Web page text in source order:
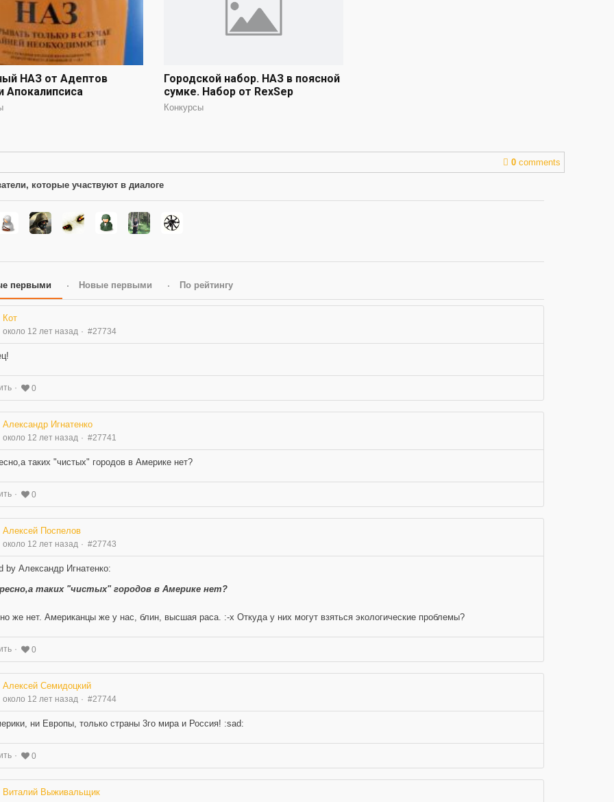
НАЗ от Адептов
Апокалипсиса
Городской набор. НАЗ в поясной
сумке. Набор от RexSep
Конкурсы
0 comments
которые участвуют в диалоге
первыми Новые первыми По рейтингу
Кот
около 12 лет назад #27734
0
Александр Игнатенко
около 12 лет назад #27741
таких "чистых" городов в Америке нет?
0
Алексей Поспелов
около 12 лет назад #27743
by Александр Игнатенко:
таких "чистых" городов в Америке нет?
же нет. Американцы же у нас, блин, высшая раса. :-x Откуда у них могут взяться экологические проблемы?
0
Алексей Семидоцкий
около 12 лет назад #27744
ни Европы, только страны 3го мира и Россия! :sad:
0
Виталий Выживальщик